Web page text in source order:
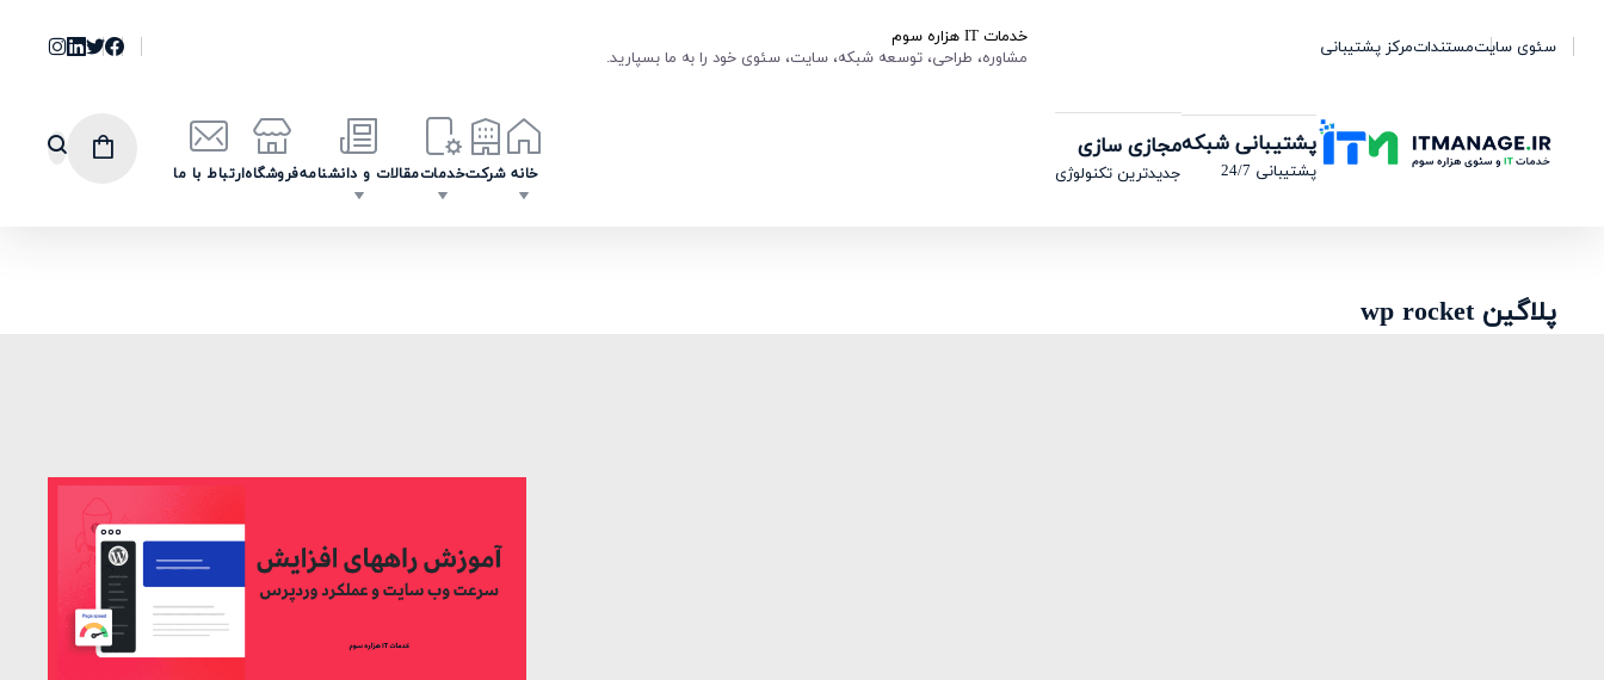
خدمات IT هزاره سوم
مشاوره، طراحی، توسعه شبکه، سایت، سئوی خود را به ما بسپارید.
سئوی سایتمستنداتمرکز پشتیبانی
خانه شرکتخدماتمقالات و دانشنامهفروشگاهارتباط با ما
پشتیبانی شبکه
پشتیبانی 24/7
مجازی سازی
جدیدترین تکنولوژی
پلاگین wp rocket